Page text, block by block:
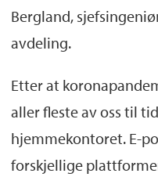
Bergland,
avdeling.
Etter at
aller fleste av oss til
hjemmekontoret. E-
forskjellige